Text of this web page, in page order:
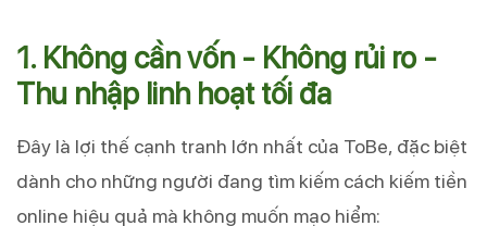
1. Không cần vốn - Không rủi ro -
Thu nhập linh hoạt tối đa
Đây là lợi thế cạnh tranh lớn nhất của ToBe, đặc biệt
dành cho những người đang tìm kiếm cách kiếm tiền
online hiệu quả mà không muốn mạo hiểm: